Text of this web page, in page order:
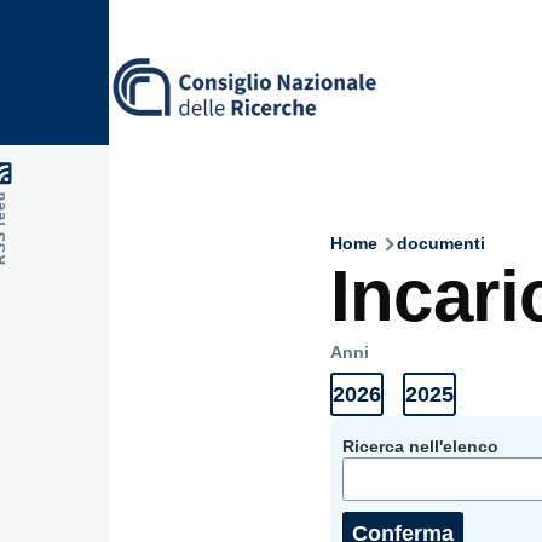
Home documenti
Anni
Anni
Documenti
Elenco
2026
2026
Elenco
2025
2025
Ricerca nell'elenco